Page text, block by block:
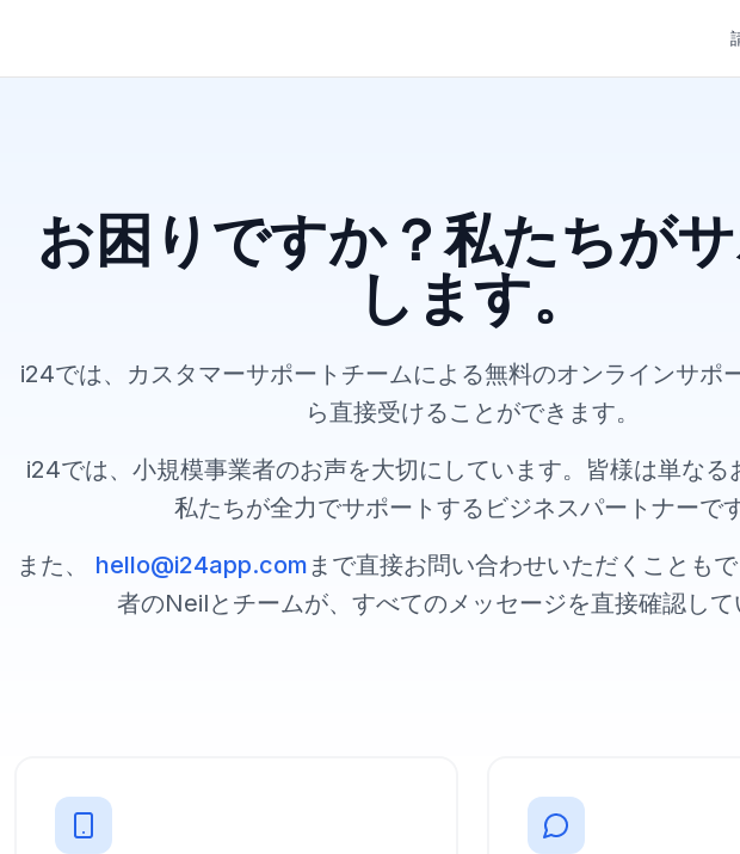
お困りですか？私たちが
します。
i24では、カスタマーサポートチームによる無料のオンラインサポ
ら直接受けることができます。
i24では、小規模事業者のお声を大切にしています。皆様は単なる
私たちが全力でサポートするビジネスパートナーです
また、
hello@i24app.com まで直接お問い合わせいただくことも
者のNeilとチームが、すべてのメッセージを直接確認して